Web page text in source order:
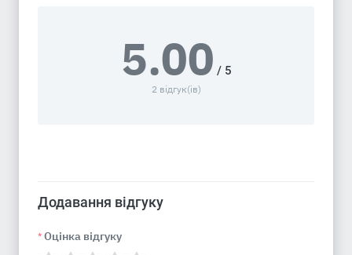
5.00 / 5
2 відгук(ів)
Додавання відгуку
* Оцінка відгуку